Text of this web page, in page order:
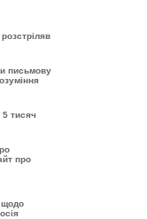
письмову
5 тисяч
про
щодо